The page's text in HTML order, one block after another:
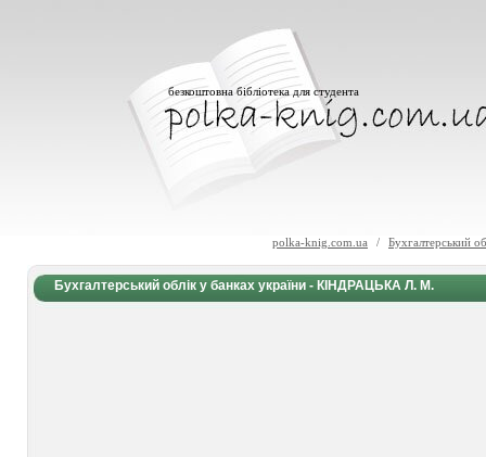
безкоштовна бібліотека для студента
polka-knig.com.ua / Бухгалтерський
Бухгалтерський облік у банках україни - КІНДРАЦЬКА Л. М.